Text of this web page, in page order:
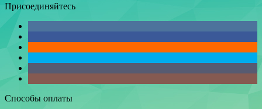
Присоединяйтесь
Способы оплаты